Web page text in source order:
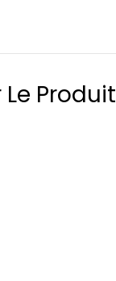
Produit